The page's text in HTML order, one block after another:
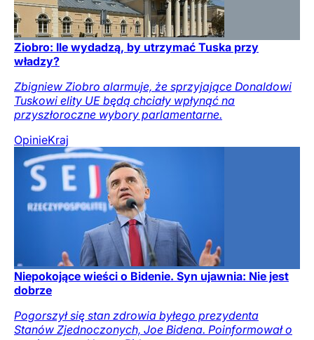
Ziobro: Ile wydadzą, by utrzymać Tuska przy
władzy?
Zbigniew Ziobro alarmuje, że sprzyjające Donaldowi
Tuskowi elity UE będą chciały wpłynąć na
przyszłoroczne wybory parlamentarne.
OpinieKraj
Niepokojące wieści o Bidenie. Syn ujawnia: Nie jest
dobrze
Pogorszył się stan zdrowia byłego prezydenta
Stanów Zjednoczonych, Joe Bidena. Poinformował o